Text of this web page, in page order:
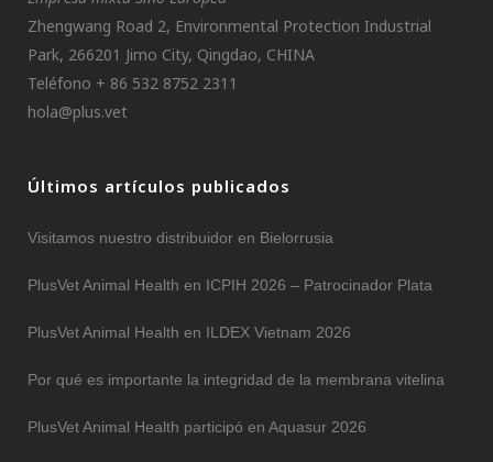
Zhengwang Road 2, Environmental Protection Industrial
Park, 266201 Jimo City, Qingdao, CHINA
Teléfono + 86 532 8752 2311
hola@plus.vet
Últimos artículos publicados
Visitamos nuestro distribuidor en Bielorrusia
PlusVet Animal Health en ICPIH 2026 – Patrocinador Plata
PlusVet Animal Health en ILDEX Vietnam 2026
Por qué es importante la integridad de la membrana vitelina
PlusVet Animal Health participó en Aquasur 2026